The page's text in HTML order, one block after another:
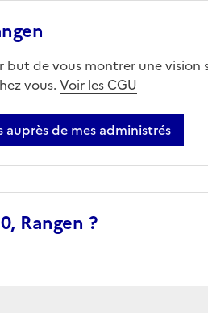
de vous montrer une vision
vous. Voir les CGU
de mes administrés
Rangen ?